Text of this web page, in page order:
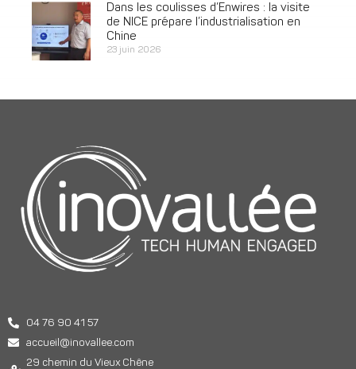
Dans les coulisses d’Enwires : la visite
de NICE prépare l’industrialisation en
Chine
23 juin 2026
04 76 90 41 57
accueil@inovallee.com
29 chemin du Vieux Chêne